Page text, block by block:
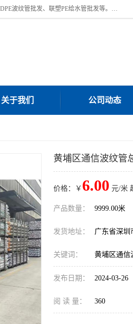
深圳市宝安区沙井街道浩丰胶管商行主营产品：联塑批发、联塑管批发、联塑总代理、联塑总经销、联塑HDPE波纹管批发、联塑PE给水管批发等。凭借服务以及多年的勤奋拼搏，发展成为一家销售各种管材管件，绝缘电工套管及配件等系列产品的贸易公司。公司秉承“顾客至上，锐意进取”的经营理念，坚持“客户至上”原则为广大客户提供的服务。欢迎惠顾！
关于我们 公司动态
黄埔区通信波纹管
价格：￥ 6.00 元/米
产品数量： 9999.00米
发货地址： 广东省深圳
关键词： 黄埔区通信
发布日期： 2024-03-26
阅 读 量： 360